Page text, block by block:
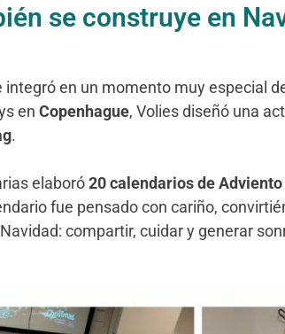
se construye en
integró en un momento muy especial
en Copenhague, Volies diseñó una
.
elaboró20 calendarios de
fue pensado con cariño,
compartir, cuidar y generar